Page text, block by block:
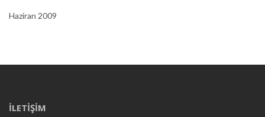
Haziran 2009
İLETIŞIM